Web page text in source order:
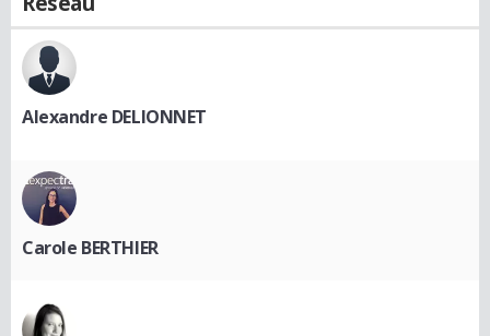
Alexandre DELIONNET
Carole BERTHIER